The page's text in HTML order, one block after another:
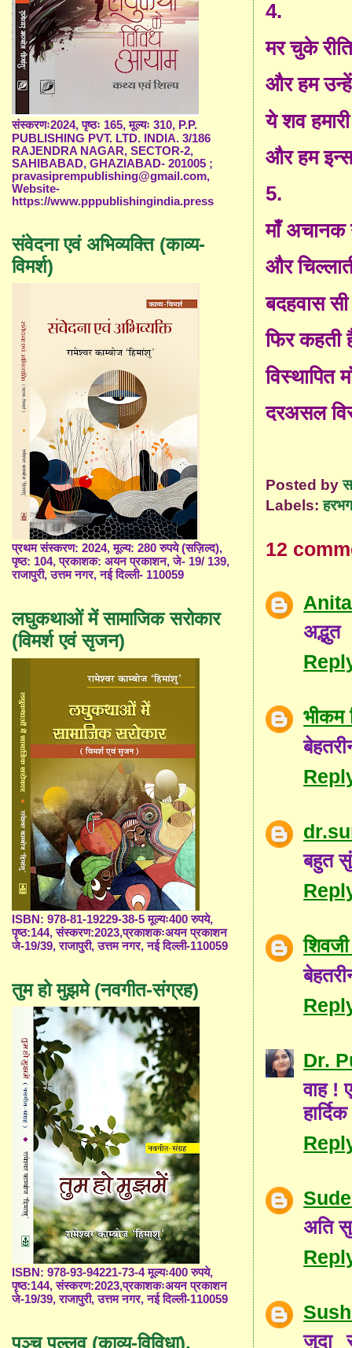
4.
मर चुके
और हम उन्हें
ये शव
और हम
5.
माँ अचानक
और
बदहवास
फिर कहती
विस्थापित
दरअसल
Posted by
Labels:
12
अद्भुत
भीकम
बहुत
Dr.
वाह !
अति
जुदा
संस्करणः2024, पृष्ठः 165, मूल्यः 310, P.P.
PUBLISHING PVT. LTD. INDIA. 3/186
RAJENDRA NAGAR, SECTOR-2,
SAHIBABAD, GHAZIABAD- 201005 ;
pravasiprempublishing@gmail.com,
Website-
https://www.pppublishingindia.press
संवेदना एवं अभिव्यक्ति (काव्य-
विमर्श)
प्रथम संस्करण: 2024, मूल्य: 280 रुपये (सज़िल्द),
पृष्ठ: 104, प्रकाशक: अयन प्रकाशन, जे- 19/ 139,
राजापुरी, उत्तम नगर, नई दिल्ली- 110059
लघुकथाओं में सामाजिक सरोकार
(विमर्श एवं सृजन)
ISBN: 978-81-19229-38-5 मूल्यः400 रुपये,
पृष्ठ:144, संस्करण:2023,प्रकाशकःअयन प्रकाशन
जे-19/39, राजापुरी, उत्तम नगर, नई दिल्ली-110059
तुम हो मुझमे (नवगीत-संग्रह)
ISBN: 978-93-94221-73-4 मूल्यः400 रुपये,
पृष्ठ:144, संस्करण:2023,प्रकाशकःअयन प्रकाशन
जे-19/39, राजापुरी, उत्तम नगर, नई दिल्ली-110059
पञ्च पल्लव (काव्य-विविधा),